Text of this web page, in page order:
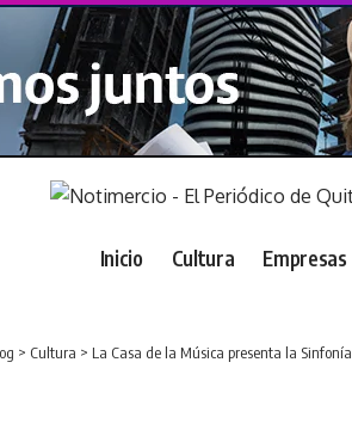
Inicio Cultura Empresas
> Cultura > La Casa de la Música presenta la